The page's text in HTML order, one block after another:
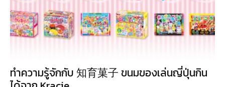
ทำความรู้จักกับ 知育菓子 ขนมของเล่นญี่ปุ่นกิน